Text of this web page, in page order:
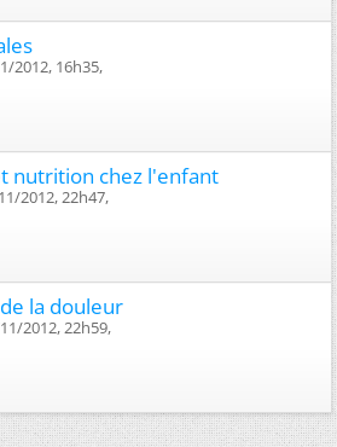
2012, 16h35,
nutrition chez l'enfant
2012, 22h47,
la douleur
2012, 22h59,